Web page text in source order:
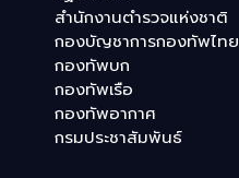
สำนักงานตำรวจแห่งชาติ
กองบัญชาการกองทัพไทย
กองทัพบก
กองทัพเรือ
กองทัพอากาศ
กรมประชาสัมพันธ์